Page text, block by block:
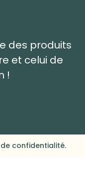
des produits
et celui de
!
confidentialité.